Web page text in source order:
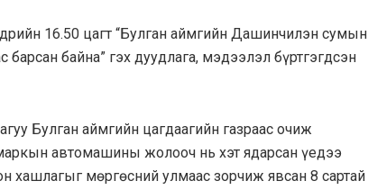
16.50 цагт “Булган аймгийн Дашинчилэн сумын
барсан байна” гэх дуудлага, мэдээлэл бүртгэгдсэн
Булган аймгийн цагдаагийн газраас очиж
автомашины жолооч нь хэт ядарсан үедээ
хашлагыг мөргөсний улмаас зорчиж явсан 8 сартай